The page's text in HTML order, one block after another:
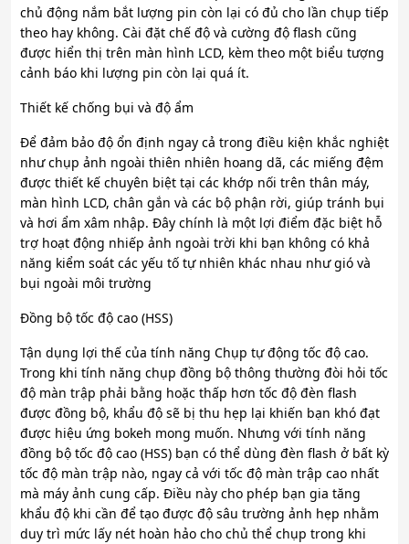
chủ động nắm bắt lượng pin còn lại có đủ cho lần chụp tiếp
theo hay không. Cài đặt chế độ và cường độ flash cũng
được hiển thị trên màn hình LCD, kèm theo một biểu tượng
cảnh báo khi lượng pin còn lại quá ít.
Thiết kế chống bụi và độ ẩm
Để đảm bảo độ ổn định ngay cả trong điều kiện khắc nghiệt
như chụp ảnh ngoài thiên nhiên hoang dã, các miếng đệm
được thiết kế chuyên biệt tại các khớp nối trên thân máy,
màn hình LCD, chân gắn và các bộ phận rời, giúp tránh bụi
và hơi ẩm xâm nhập. Đây chính là một lợi điểm đặc biệt hỗ
trợ hoạt động nhiếp ảnh ngoài trời khi bạn không có khả
năng kiểm soát các yếu tố tự nhiên khác nhau như gió và
bụi ngoài môi trường
Đồng bộ tốc độ cao (HSS)
Tận dụng lợi thế của tính năng Chụp tự động tốc độ cao.
Trong khi tính năng chụp đồng bộ thông thường đòi hỏi tốc
độ màn trập phải bằng hoặc thấp hơn tốc độ đèn flash
được đồng bộ, khẩu độ sẽ bị thu hẹp lại khiến bạn khó đạt
được hiệu ứng bokeh mong muốn. Nhưng với tính năng
đồng bộ tốc độ cao (HSS) bạn có thể dùng đèn flash ở bất kỳ
tốc độ màn trập nào, ngay cả với tốc độ màn trập cao nhất
mà máy ảnh cung cấp. Điều này cho phép bạn gia tăng
khẩu độ khi cần để tạo được độ sâu trường ảnh hẹp nhằm
duy trì mức lấy nét hoàn hảo cho chủ thể chụp trong khi